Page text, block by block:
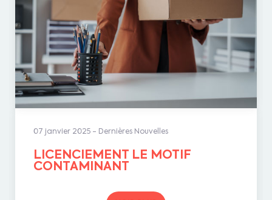
07 janvier 2025 - Dernières Nouvelles
LICENCIEMENT LE MOTIF
CONTAMINANT